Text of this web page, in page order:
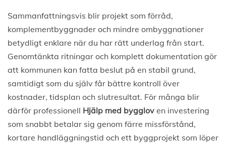
Sammanfattningsvis blir projekt som förråd,
komplementbyggnader och mindre ombyggnationer
betydligt enklare när du har rätt underlag från start.
Genomtänkta ritningar och komplett dokumentation gör
att kommunen kan fatta beslut på en stabil grund,
samtidigt som du själv får bättre kontroll över
kostnader, tidsplan och slutresultat. För många blir
därför professionell Hjälp med bygglov en investering
som snabbt betalar sig genom färre missförstånd,
kortare handläggningstid och ett byggprojekt som löper